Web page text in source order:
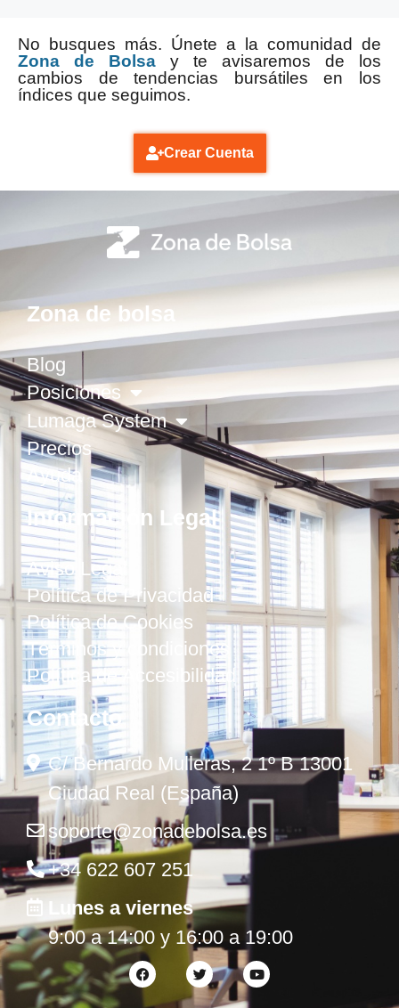
No busques más. Únete a la comunidad de
Zona de Bolsa y te avisaremos de los
cambios de tendencias bursátiles en los
índices que seguimos.
Crear Cuenta
Zona de bolsa
Blog
Posiciones
Lumaga System
Precios
Ayuda
Información Legal
Aviso Legal
Política de Privacidad
Política de Cookies
Términos y condiciones
Política de Accesibilidad
Contacto
C/ Bernardo Mulleras, 2 1º B 13001
Ciudad Real (España)
soporte@zonadebolsa.es
+34 622 607 251
Lunes a viernes
9:00 a 14:00 y 16:00 a 19:00